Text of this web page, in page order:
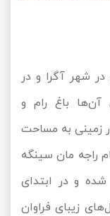
در زمان حکمرانی خود ۱۱ باغ در شهر آگرا و در
آن‌ها باغ رام و
زمینی به مساحت
نام راجه مان سینگه
۴ باغ ساخته شده و در ابتدای
زیبای فراوان